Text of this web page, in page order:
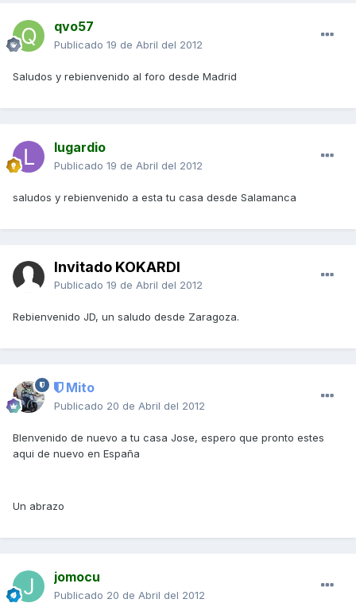
qvo57
Publicado 19 de Abril del 2012
Saludos y rebienvenido al foro desde Madrid
lugardio
Publicado 19 de Abril del 2012
saludos y rebienvenido a esta tu casa desde Salamanca
Invitado KOKARDI
Publicado 19 de Abril del 2012
Rebienvenido JD, un saludo desde Zaragoza.
Mito
Publicado 20 de Abril del 2012
BIenvenido de nuevo a tu casa Jose, espero que pronto estes
aqui de nuevo en España
Un abrazo
jomocu
Publicado 20 de Abril del 2012